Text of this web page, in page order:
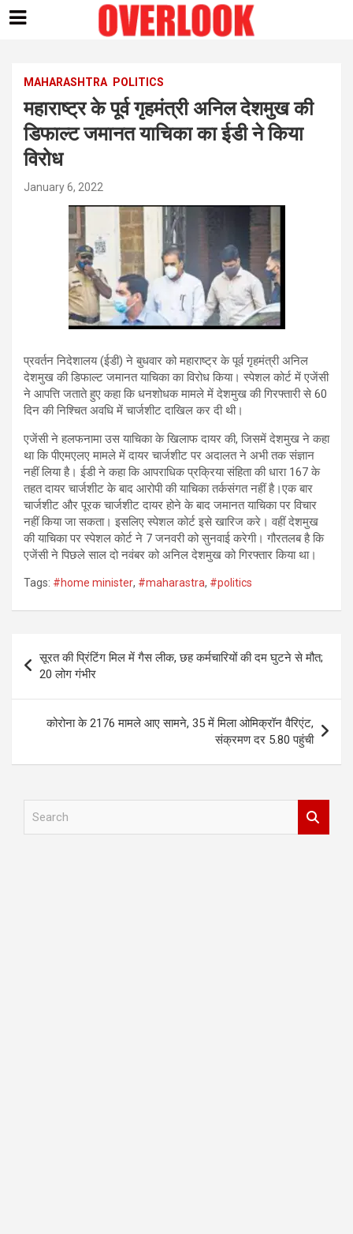
contentMAHARASHTRA POLITICS
महाराष्ट्र के पूर्व गृहमंत्री अनिल देशमुख की
डिफाल्ट जमानत याचिका का ईडी ने किया
विरोध
January 6, 2022
प्रवर्तन निदेशालय (ईडी) ने बुधवार को महाराष्ट्र के पूर्व गृहमंत्री अनिल
देशमुख की डिफाल्ट जमानत याचिका का विरोध किया। स्पेशल कोर्ट में एजेंसी
ने आपत्ति जताते हुए कहा कि धनशोधक मामले में देशमुख की गिरफ्तारी से 60
दिन की निश्चित अवधि में चार्जशीट दाखिल कर दी थी।
एजेंसी ने हलफनामा उस याचिका के खिलाफ दायर की, जिसमें देशमुख ने कहा
था कि पीएमएलए मामले में दायर चार्जशीट पर अदालत ने अभी तक संज्ञान
नहीं लिया है। ईडी ने कहा कि आपराधिक प्रक्रिया संहिता की धारा 167 के
तहत दायर चार्जशीट के बाद आरोपी की याचिका तर्कसंगत नहीं है।एक बार
चार्जशीट और पूरक चार्जशीट दायर होने के बाद जमानत याचिका पर विचार
नहीं किया जा सकता। इसलिए स्पेशल कोर्ट इसे खारिज करे। वहीं देशमुख
की याचिका पर स्पेशल कोर्ट ने 7 जनवरी को सुनवाई करेगी। गौरतलब है कि
एजेंसी ने पिछले साल दो नवंबर को अनिल देशमुख को गिरफ्तार किया था।
Tags: #home minister, #maharastra, #politics
navigation
सूरत की प्रिंटिंग मिल में गैस लीक, छह कर्मचारियों की दम घुटने से मौत;
20 लोग गंभीर
कोरोना के 2176 मामले आए सामने, 35 में मिला ओमिक्रॉन वैरिएंट,
संक्रमण दर 5.80 पहुंची